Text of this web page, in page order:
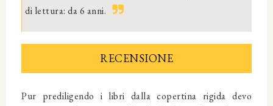
di lettura: da 6 anni.
RECENSIONE
Pur prediligendo i libri dalla copertina rigida devo